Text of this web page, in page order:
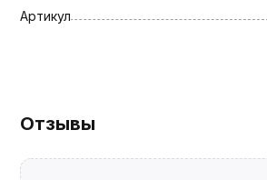
Артикул
Отзывы